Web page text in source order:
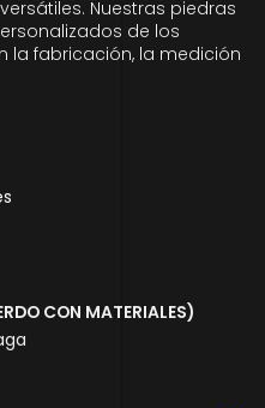
Nuestras piedras
de los
la fabricación, la medición
CON MATERIALES)